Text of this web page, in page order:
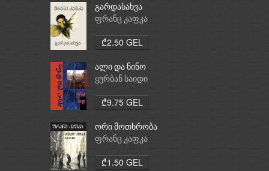
გარდასახვა
ფრანც კაფკა
₾2.50 GEL
ალი და ნინო
ყურბან საიდი
₾9.75 GEL
ორი მოთხრობა
ფრანც კაფკა
₾1.50 GEL